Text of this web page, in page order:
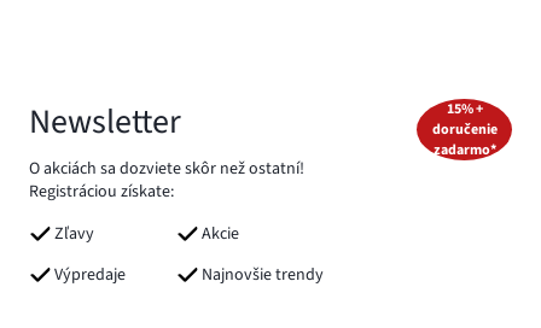
Newsletter
O akciách sa dozviete skôr než ostatní!
Registráciou získate:
Zľavy
Akcie
Výpredaje
Najnovšie trendy
15% +
doručenie
zadarmo*